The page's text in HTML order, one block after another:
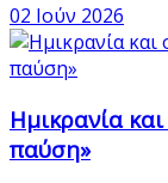
02 Ιούν 2026
Ημικρανία
παύση»